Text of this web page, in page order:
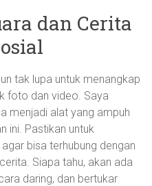
dan Cerita
tak lupa untuk menangkap
foto dan video. Saya
menjadi alat yang ampuh
ini. Pastikan untuk
bisa terhubung dengan
Siapa tahu, akan ada
daring, dan bertukar